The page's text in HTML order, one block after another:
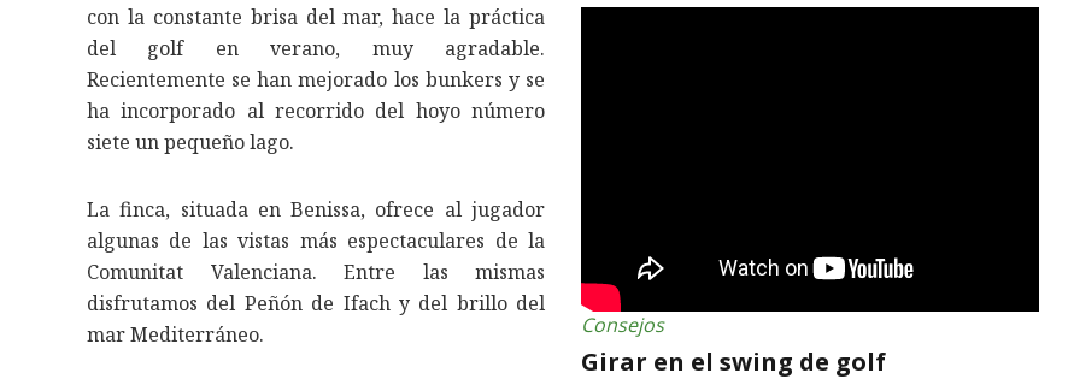
con la constante brisa del mar, hace la práctica
del golf en verano, muy agradable.
Recientemente se han mejorado los bunkers y se
ha incorporado al recorrido del hoyo número
siete un pequeño lago.
La finca, situada en Benissa, ofrece al jugador
algunas de las vistas más espectaculares de la
Comunitat Valenciana. Entre las mismas
disfrutamos del Peñón de Ifach y del brillo del
mar Mediterráneo.
Consejos
Girar en el swing de golf